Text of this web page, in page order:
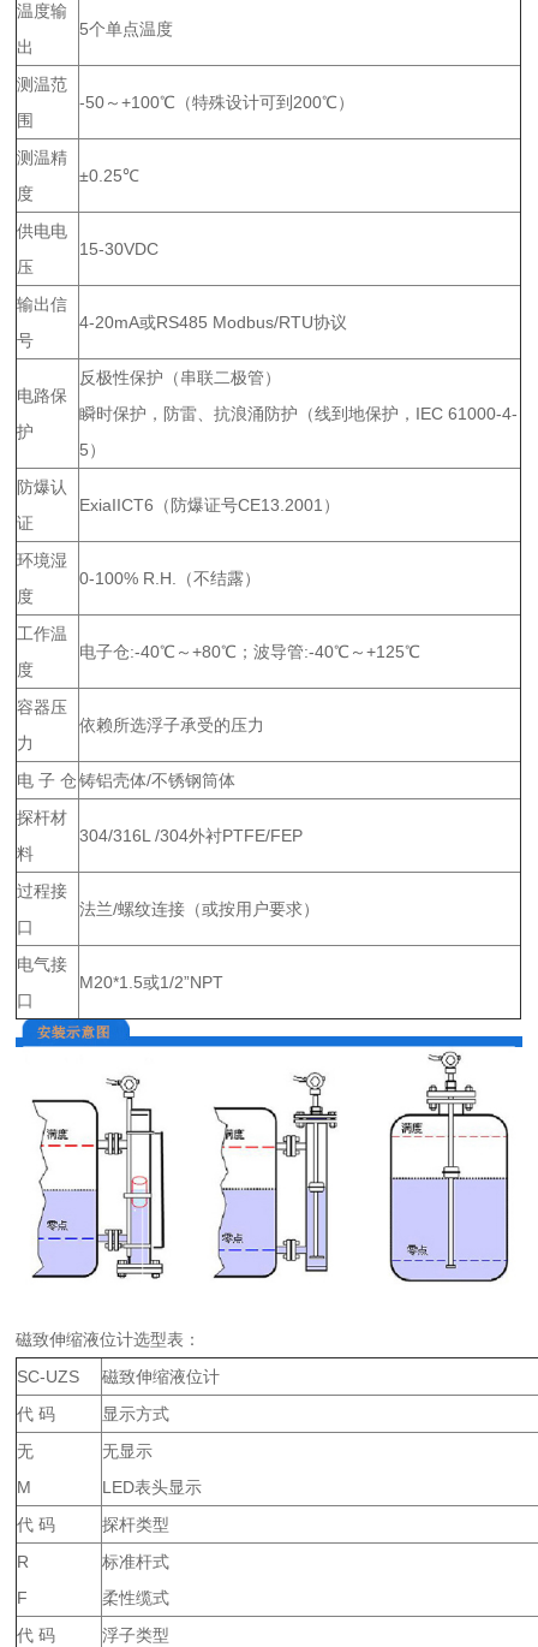
温度输
出
5个单点温度
测温范
围
-50～+100℃（特殊设计可到200℃）
测温精
度
±0.25℃
供电电
压
15-30VDC
输出信
号
4-20mA或RS485 Modbus/RTU协议
电路保
护
反极性保护（串联二极管）
瞬时保护，防雷、抗浪涌防护（线到地保护，IEC 61000-4-
5）
防爆认
证
ExiaIICT6（防爆证号CE13.2001）
环境湿
度
0-100% R.H.（不结露）
工作温
度
电子仓:-40℃～+80℃；波导管:-40℃～+125℃
容器压
力
依赖所选浮子承受的压力
电 子 仓 铸铝壳体/不锈钢筒体
探杆材
料
304/316L /304外衬PTFE/FEP
过程接
口
法兰/螺纹连接（或按用户要求）
电气接
口
M20*1.5或1/2”NPT
磁致伸缩液位计选型表：
SC-UZS
磁致伸缩液位计
代 码
显示方式
无
M
无显示
LED表头显示
代 码
探杆类型
R
F
标准杆式
柔性缆式
代 码
浮子类型